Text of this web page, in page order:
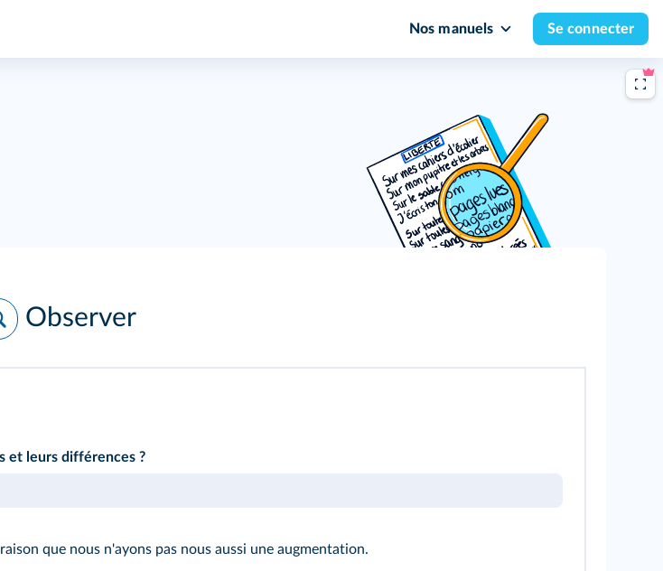
Nos manuels Se connecter
Observer
et leurs différences ?
que nous n'ayons pas nous aussi une augmentation.